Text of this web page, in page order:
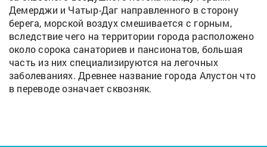
Демерджи и Чатыр-Даг направленного в сторону
берега, морской воздух смешивается с горным,
вследствие чего на территории города расположено
около сорока санаториев и пансионатов, большая
часть из них специализируются на легочных
заболеваниях. Древнее название города Алустон что
в переводе означает сквозняк.